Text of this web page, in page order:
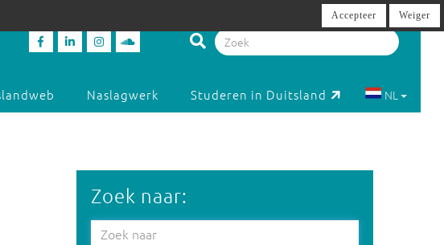
Naslagwerk Studeren in Duitsland NL
Zoek naar:
Accepteer Weiger